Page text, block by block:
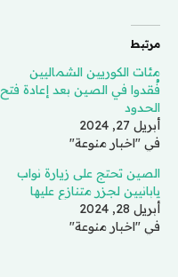
مرتبط
مئات الكوريين الشماليين
فُقدوا في الصين بعد إعادة فتح
الحدود
أبريل 27, 2024
في "اخبار منوعة"
الصين تحتج على زيارة نواب
يابانيين لجزر متنازع عليها
أبريل 28, 2024
في "اخبار منوعة"